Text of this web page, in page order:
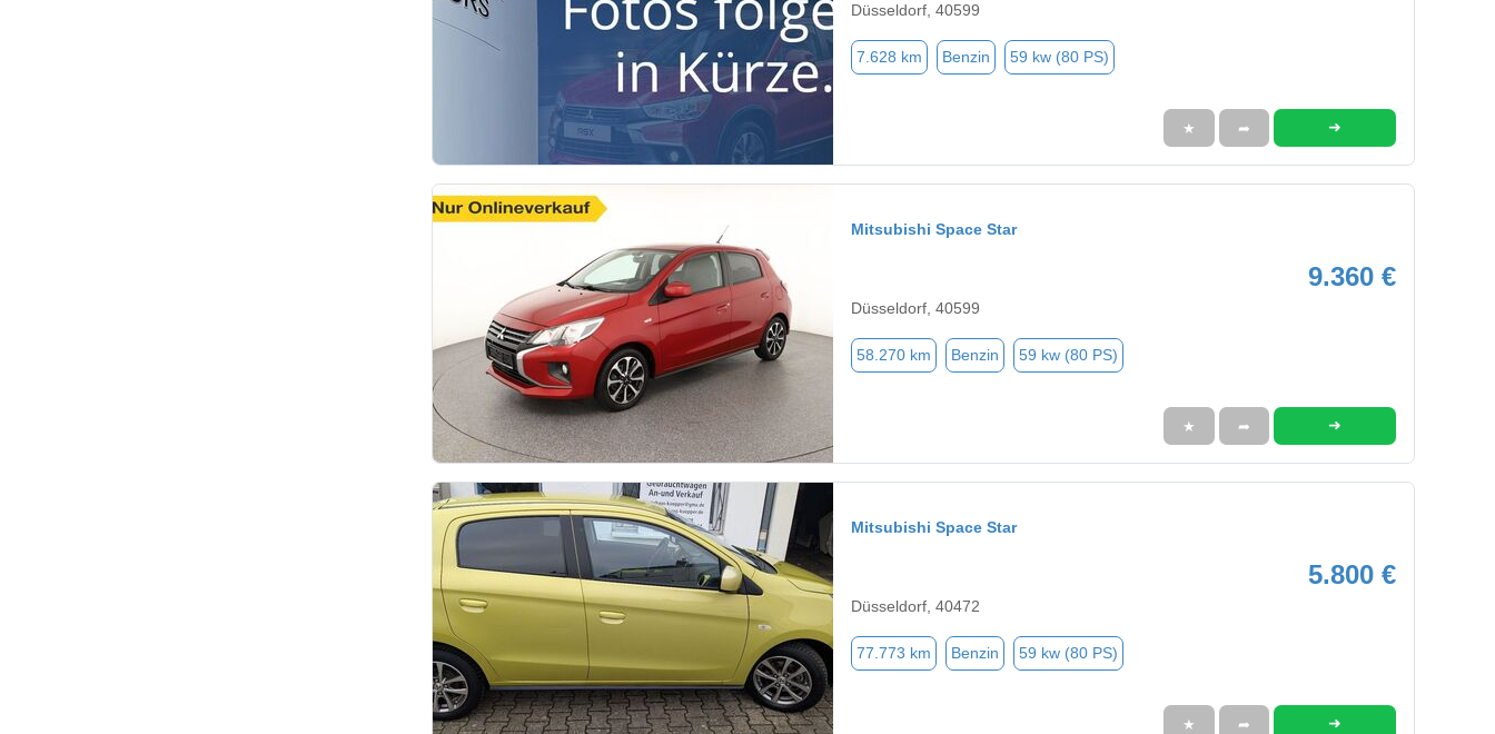
Düsseldorf, 40599
7.628 km Benzin 59 kw (80 PS)
★ ➦ ➜
Mitsubishi Space Star
9.360 €
Düsseldorf, 40599
58.270 km Benzin 59 kw (80 PS)
★ ➦ ➜
Mitsubishi Space Star
5.800 €
Düsseldorf, 40472
77.773 km Benzin 59 kw (80 PS)
★ ➦ ➜